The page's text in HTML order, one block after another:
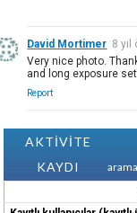
David Mortimer 8 yıl
Very nice photo.
and long exposure
Report
AKTİVİTE
KAYDI